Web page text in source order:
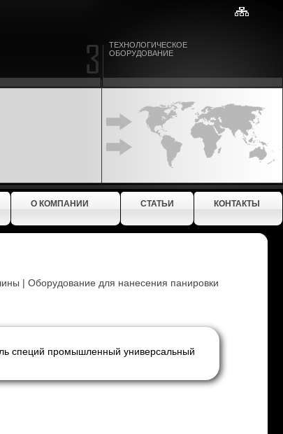
ТЕХНОЛОГИЧЕСКОЕ
ОБОРУДОВАНИЕ
О КОМПАНИИ СТАТЬИ КОНТАКТЫ
| Оборудование для нанесения панировки
специй промышленный универсальный